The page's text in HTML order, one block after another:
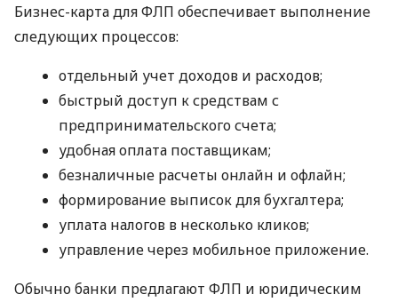
Бизнес-карта для ФЛП обеспечивает выполнение
следующих процессов:
отдельный учет доходов и расходов;
быстрый доступ к средствам с
предпринимательского счета;
удобная оплата поставщикам;
безналичные расчеты онлайн и офлайн;
формирование выписок для бухгалтера;
уплата налогов в несколько кликов;
управление через мобильное приложение.
Обычно банки предлагают ФЛП и юридическим